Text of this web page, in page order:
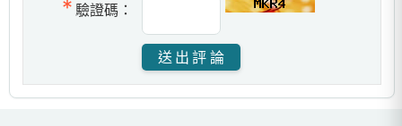
驗證碼：